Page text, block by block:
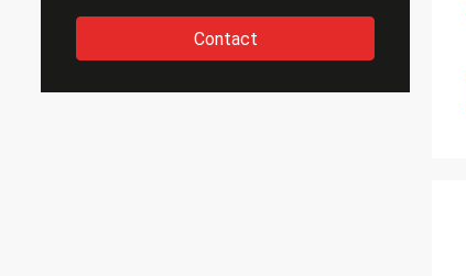
Contact